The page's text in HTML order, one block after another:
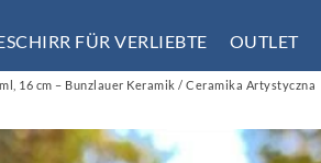
FÜR VERLIEBTE OUTLET
16 cm – Bunzlauer Keramik / Ceramika Artystyczna